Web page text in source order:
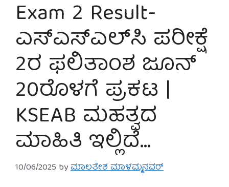
Exam 2 Result-
ಎಸ್‌ಎಸ್‌ಎಲ್‌ಸಿ ಪರೀಕ್ಷೆ
2ರ ಫಲಿತಾಂಶ ಜೂನ್
20ರೊಳಗೆ ಪ್ರಕಟ |
KSEAB ಮಹತ್ವದ
ಮಾಹಿತಿ ಇಲ್ಲಿದೆ…
10/06/2025 byಮಾಲತೇಶ ಮಾಳಮ್ಮನವರ್